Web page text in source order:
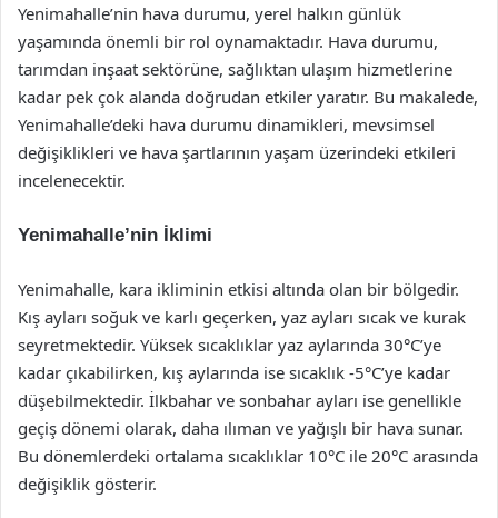
Yenimahalle’nin hava durumu, yerel halkın günlük
yaşamında önemli bir rol oynamaktadır. Hava durumu,
tarımdan inşaat sektörüne, sağlıktan ulaşım hizmetlerine
kadar pek çok alanda doğrudan etkiler yaratır. Bu makalede,
Yenimahalle’deki hava durumu dinamikleri, mevsimsel
değişiklikleri ve hava şartlarının yaşam üzerindeki etkileri
incelenecektir.
Yenimahalle’nin İklimi
Yenimahalle, kara ikliminin etkisi altında olan bir bölgedir.
Kış ayları soğuk ve karlı geçerken, yaz ayları sıcak ve kurak
seyretmektedir. Yüksek sıcaklıklar yaz aylarında 30°C’ye
kadar çıkabilirken, kış aylarında ise sıcaklık -5°C’ye kadar
düşebilmektedir. İlkbahar ve sonbahar ayları ise genellikle
geçiş dönemi olarak, daha ılıman ve yağışlı bir hava sunar.
Bu dönemlerdeki ortalama sıcaklıklar 10°C ile 20°C arasında
değişiklik gösterir.